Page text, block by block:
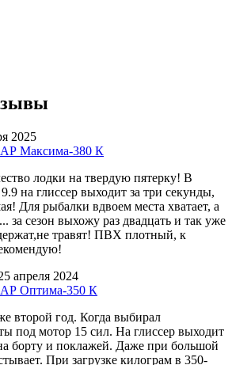
2025
Максима-380 К
лодки на твердую пятерку! В
на глиссер выходит за три секунды,
Для рыбалки вдвоем места хватает, а
за сезон выхожу раз двадцать и так уже
травят! ПВХ плотный, к
апреля 2024
Оптима-350 К
второй год. Когда выбирал
под мотор 15 сил. На глиссер выходит
борту и поклажей. Даже при большой
При загрузке килограм в 350-